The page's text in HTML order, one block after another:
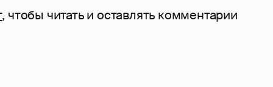
, чтобы читать и оставлять комментарии